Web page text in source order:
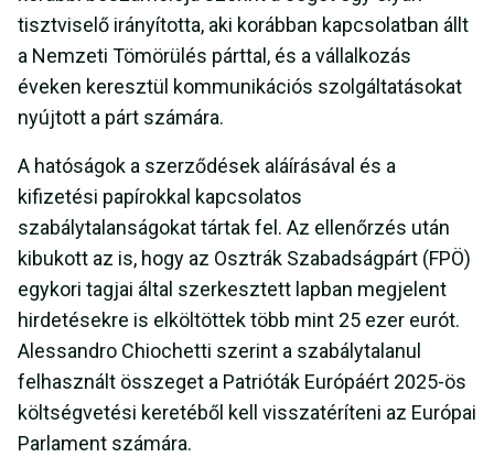
tisztviselő irányította, aki korábban kapcsolatban állt
a Nemzeti Tömörülés párttal, és a vállalkozás
éveken keresztül kommunikációs szolgáltatásokat
nyújtott a párt számára.
A hatóságok a szerződések aláírásával és a
kifizetési papírokkal kapcsolatos
szabálytalanságokat tártak fel. Az ellenőrzés után
kibukott az is, hogy az Osztrák Szabadságpárt (FPÖ)
egykori tagjai által szerkesztett lapban megjelent
hirdetésekre is elköltöttek több mint 25 ezer eurót.
Alessandro Chiochetti szerint a szabálytalanul
felhasznált összeget a Patrióták Európáért 2025-ös
költségvetési keretéből kell visszatéríteni az Európai
Parlament számára.